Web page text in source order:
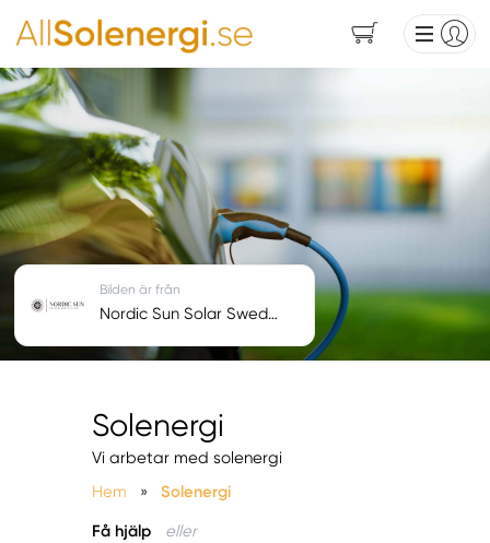
Solenergi
Vi arbetar med solenergi
Hem
» Solenergi
Få hjälp eller
Bilden är från
Nordic Sun Solar Sweden AB